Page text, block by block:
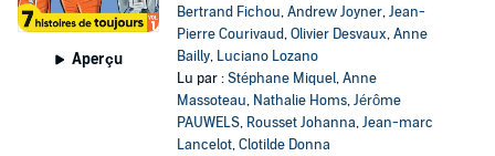
Aperçu
Bertrand Fichou,Andrew Joyner,Jean-
Pierre Courivaud,Olivier Desvaux,Anne
Bailly, Luciano Lozano
Lu par :Stéphane Miquel,Anne
Massoteau, Nathalie Homs,Jérôme
PAUWELS, Rousset Johanna,Jean-marc
Lancelot,Clotilde Donna